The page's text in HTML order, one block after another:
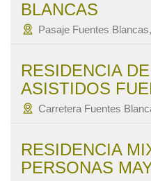
BLANCAS
Pasaje Fuentes
RESIDENCIA
ASISTIDOS
Carretera Fuentes
RESIDENCIA
PERSONAS